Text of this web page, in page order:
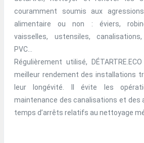
couramment soumis aux
alimentaire ou non : éviers,
vaisselles, ustensiles,
PVC...
Régulièrement utilisé,
meilleur rendement des installations
leur longévité. Il évite les
maintenance des canalisations et des
temps d’arrêts relatifs au nettoyage